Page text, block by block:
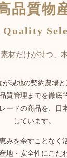
品質物
材だけが持つ、
現地の契約農場と
質管理までを徹底
ードの商品を、日
しています。
みを余すことなく
地・安全性にこだ